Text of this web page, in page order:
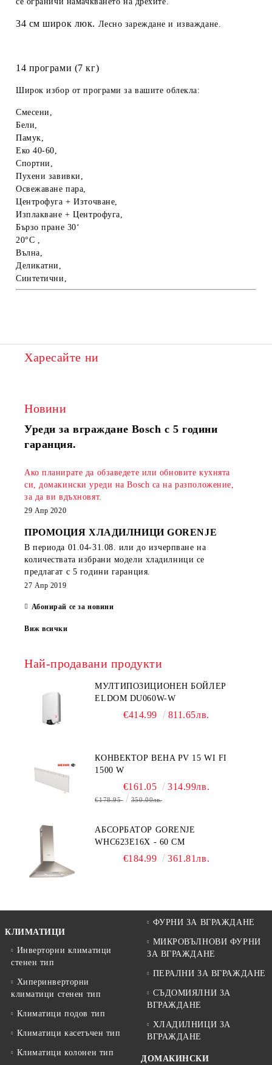
34 см широк люк. Лесно зареждане и изваждане.
14 програми (7 кг)
Широк избор от програми за вашите облекла:
Смесени,
Бели,
Памук,
Еко 40-60,
Спортни,
Пухени завивки,
Освежаване пара,
Центрофуга + Източване,
Изплакване + Центрофуга,
Бързо пране 30‘
20°C ,
Вълна,
Деликатни,
Синтетични,
Харесайте ни
Новини
Уреди за вграждане Bosch с 5 години
гаранция.
Ако планирате да обзаведете или обновите кухнята
си, домакински уреди на Bosch са на разположение,
за да ви вдъхновят.
29 Апр 2020
ПРОМОЦИЯ ХЛАДИЛНИЦИ GORENJE
В периода 01.04-31.08.
или до изчерпване на
количествата избрани модели хладилници се
предлагат с 5 години гаранция.
27 Апр 2019
Абонирай се за новини
Виж всички
Най-продавани продукти
МУЛТИПОЗИЦИОНЕН БОЙЛЕР
ELDOM DU060W-W
€414.99 811.65лв.
КОНВЕКТОР BEHA PV 15 WI FI
1500 W
€161.05 314.99лв.
€178.95 350.00лв.
АБСОРБАТОР GORENJE
WHC623E16X - 60 СМ
€184.99 361.81лв.
КЛИМАТИЦИ
Инверторни климатици
стенен тип
Хиперинверторни
климатици стенен тип
Климатици подов тип
Климатици касетъчен тип
Климатици колонен тип
ФУРНИ ЗА ВГРАЖДАНЕ
МИКРОВЪЛНОВИ ФУРНИ
ЗА ВГРАЖДАНЕ
ПЕРАЛНИ ЗА ВГРАЖДАНЕ
СЪДОМИЯЛНИ ЗА
ВГРАЖДАНЕ
ХЛАДИЛНИЦИ ЗА
ВГРАЖДАНЕ
ДОМАКИНСКИ